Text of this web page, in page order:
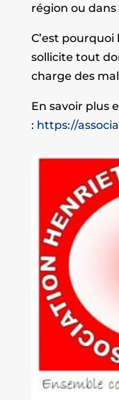
région ou
C’est pourquoi
sollicite tout
charge des
En savoir plus
: https://